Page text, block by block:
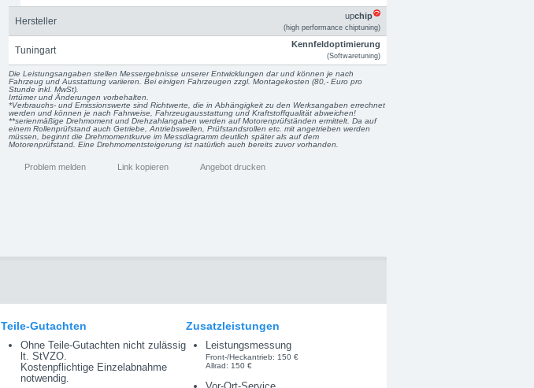
upchip
(high performance chiptuning)
Hersteller
Kennfeldoptimierung
(Softwaretuning)
Tuningart
Die Leistungsangaben stellen Messergebnisse unserer Entwicklungen dar und können je nach
Fahrzeug und Ausstattung variieren. Bei einigen Fahrzeugen zzgl. Montagekosten (80,- Euro pro
Stunde inkl. MwSt).
Irrtümer und Änderungen vorbehalten.
*Verbrauchs- und Emissionswerte sind Richtwerte, die in Abhängigkeit zu den Werksangaben errechnet
werden und können je nach Fahrweise, Fahrzeugausstattung und Kraftstoffqualität abweichen!
**serienmäßige Drehmoment und Drehzahlangaben werden auf Motorenprüfständen ermittelt. Da auf
einem Rollenprüfstand auch Getriebe, Antriebswellen, Prüfstandsrollen etc. mit angetrieben werden
müssen, beginnt die Drehmomentkurve im Messdiagramm deutlich später als auf dem
Motorenprüfstand. Eine Drehmomentsteigerung ist natürlich auch bereits zuvor vorhanden.
Problem melden Link kopieren Angebot drucken
Teile-Gutachten
Ohne Teile-Gutachten nicht zulässig
lt. StVZO.
Kostenpflichtige Einzelabnahme
notwendig.
Zusatzleistungen
Leistungsmessung
Front-/Heckantrieb: 150 €
Allrad: 150 €